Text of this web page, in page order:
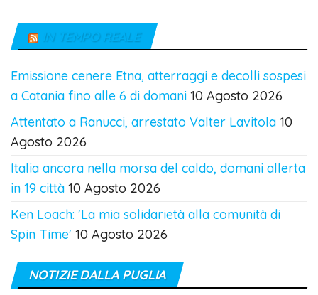
IN TEMPO REALE
Emissione cenere Etna, atterraggi e decolli sospesi
a Catania fino alle 6 di domani 10 Agosto 2026
Attentato a Ranucci, arrestato Valter Lavitola 10
Agosto 2026
Italia ancora nella morsa del caldo, domani allerta
in 19 città 10 Agosto 2026
Ken Loach: 'La mia solidarietà alla comunità di
Spin Time' 10 Agosto 2026
NOTIZIE DALLA PUGLIA